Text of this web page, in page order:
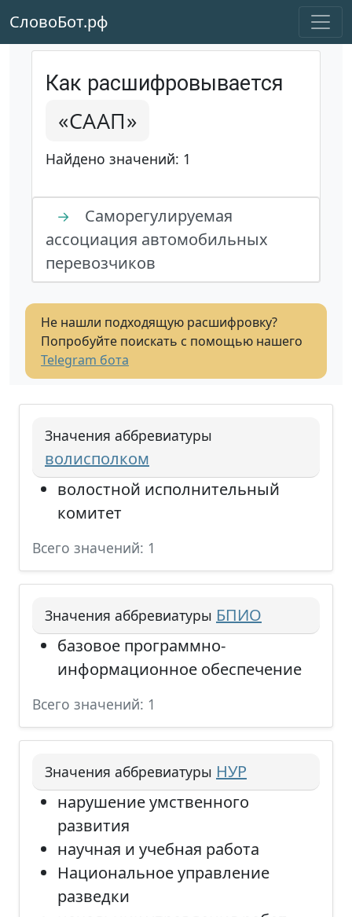
СловоБот.рф
Как расшифровывается
«СААП»
Найдено значений: 1
→
Саморегулируемая
ассоциация автомобильных
перевозчиков
Не нашли подходящую расшифровку?
Попробуйте поискать с помощью нашего
Telegram бота
Значения аббревиатуры
волисполком
волостной исполнительный
комитет
Всего значений: 1
Значения аббревиатуры БПИО
базовое программно-
информационное обеспечение
Всего значений: 1
Значения аббревиатуры НУР
нарушение умственного
развития
научная и учебная работа
Национальное управление
разведки